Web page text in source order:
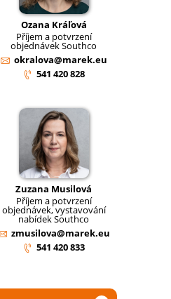
Ozana Kráľová
Příjem a potvrzení
objednávek Southco
okralova@marek.eu
541 420 828
Zuzana Musilová
Příjem a potvrzení
objednávek, vystavování
nabídek Southco
zmusilova@marek.eu
541 420 833